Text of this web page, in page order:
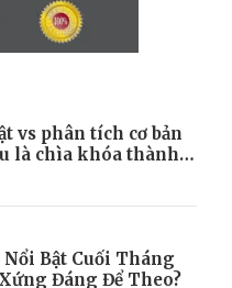
vs phân tích cơ bản
là chìa khóa thành
Bật Cuối Tháng
Đáng Để Theo?